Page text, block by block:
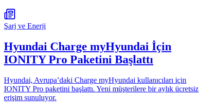
Şarj ve Enerji
Hyundai Charge myHyundai İçin
IONITY Pro Paketini Başlattı
Hyundai, Avrupa’daki Charge myHyundai kullanıcıları için
IONITY Pro paketini başlattı. Yeni müşterilere bir aylık ücretsiz
erişim sunuluyor.